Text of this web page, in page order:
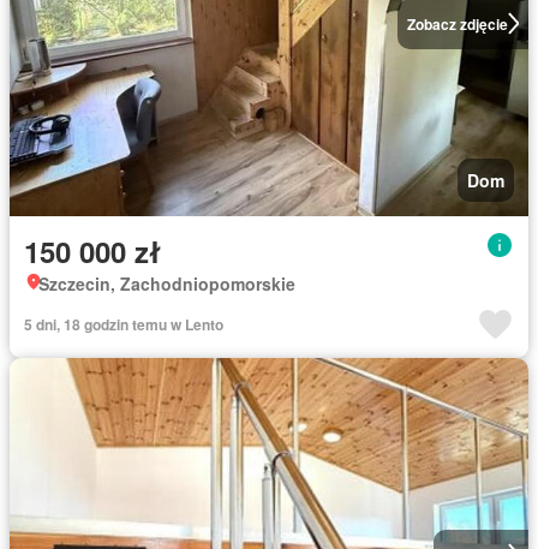
Zobacz zdjęcie
Dom
150 000 zł
Szczecin, Zachodniopomorskie
5 dni, 18 godzin temu w Lento